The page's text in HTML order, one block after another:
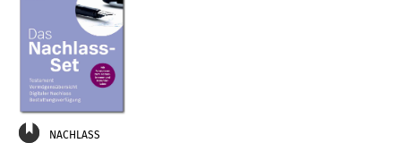
NACHLASS